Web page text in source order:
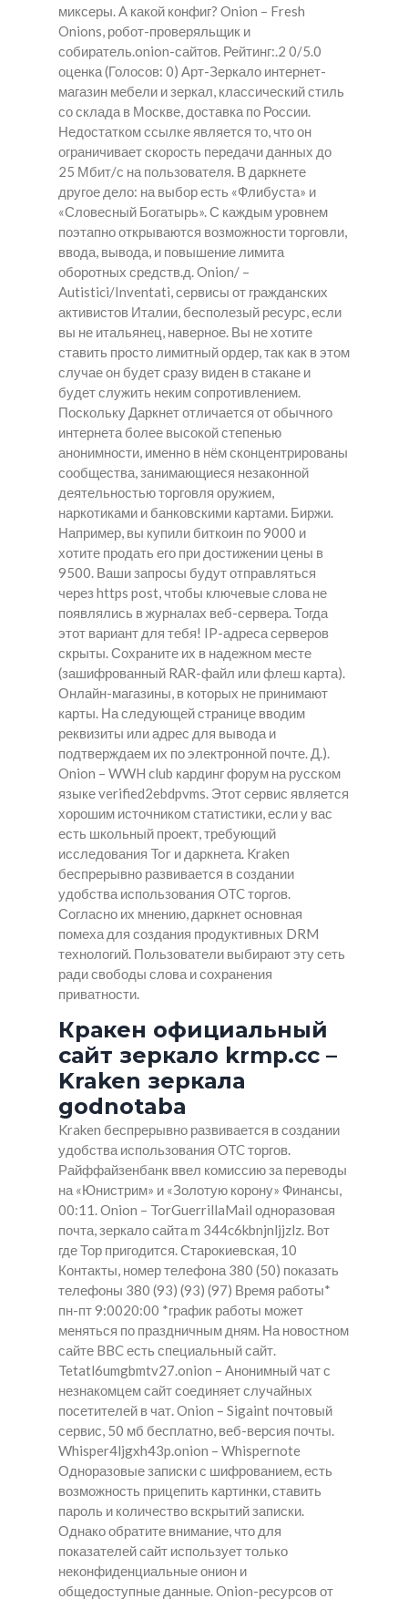
миксеры. А какой конфиг? Onion – Fresh
Onions, робот-проверяльщик и
собиратель.onion-сайтов. Рейтинг:.2 0/5.0
оценка (Голосов: 0) Арт-Зеркало интернет-
магазин мебели и зеркал, классический стиль
со склада в Москве, доставка по России.
Недостатком ссылке является то, что он
ограничивает скорость передачи данных до
25 Мбит/с на пользователя. В даркнете
другое дело: на выбор есть «Флибуста» и
«Словесный Богатырь». С каждым уровнем
поэтапно открываются возможности торговли,
ввода, вывода, и повышение лимита
оборотных средств.д. Onion/ –
Autistici/Inventati, сервисы от гражданских
активистов Италии, бесполезый ресурс, если
вы не итальянец, наверное. Вы не хотите
ставить просто лимитный ордер, так как в этом
случае он будет сразу виден в стакане и
будет служить неким сопротивлением.
Поскольку Даркнет отличается от обычного
интернета более высокой степенью
анонимности, именно в нём сконцентрированы
сообщества, занимающиеся незаконной
деятельностью торговля оружием,
наркотиками и банковскими картами. Биржи.
Например, вы купили биткоин по 9000 и
хотите продать его при достижении цены в
9500. Ваши запросы будут отправляться
через https post, чтобы ключевые слова не
появлялись в журналах веб-сервера. Тогда
этот вариант для тебя! IP-адреса серверов
скрыты. Сохраните их в надежном месте
(зашифрованный RAR-файл или флеш карта).
Онлайн-магазины, в которых не принимают
карты. На следующей странице вводим
реквизиты или адрес для вывода и
подтверждаем их по электронной почте. Д.).
Onion – WWH club кардинг форум на русском
языке verified2ebdpvms. Этот сервис является
хорошим источником статистики, если у вас
есть школьный проект, требующий
исследования Tor и даркнета. Kraken
беспрерывно развивается в создании
удобства использования OTC торгов.
Согласно их мнению, даркнет основная
помеха для создания продуктивных DRM
технологий. Пользователи выбирают эту сеть
ради свободы слова и сохранения
приватности.
Кракен официальный
сайт зеркало krmp.cc –
Kraken зеркала
godnotaba
Kraken беспрерывно развивается в создании
удобства использования OTC торгов.
Райффайзенбанк ввел комиссию за переводы
на «Юнистрим» и «Золотую корону» Финансы,
00:11. Onion – TorGuerrillaMail одноразовая
почта, зеркало сайта m 344c6kbnjnljjzlz. Вот
где Тор пригодится. Старокиевская, 10
Контакты, номер телефона 380 (50) показать
телефоны 380 (93) (93) (97) Время работы*
пн-пт 9:0020:00 *график работы может
меняться по праздничным дням. На новостном
сайте BBC есть специальный сайт.
Tetatl6umgbmtv27.onion – Анонимный чат с
незнакомцем сайт соединяет случайных
посетителей в чат. Onion – Sigaint почтовый
сервис, 50 мб бесплатно, веб-версия почты.
Whisper4ljgxh43p.onion – Whispernote
Одноразовые записки с шифрованием, есть
возможность прицепить картинки, ставить
пароль и количество вскрытий записки.
Однако обратите внимание, что для
показателей сайт использует только
неконфиденциальные онион и
общедоступные данные. Onion-ресурсов от